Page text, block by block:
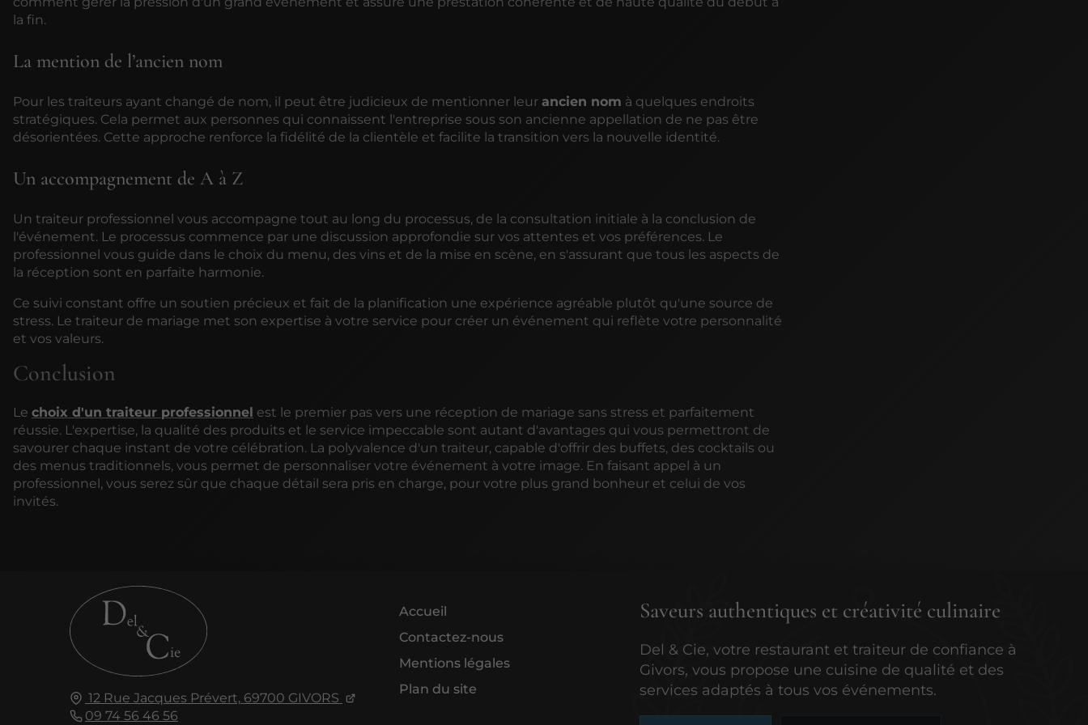
la fin.
La mention de l’ancien nom
Pour les traiteurs ayant changé de nom, il peut être judicieux de mentionner leur ancien nom à quelques endroits
stratégiques. Cela permet aux personnes qui connaissent l'entreprise sous son ancienne appellation de ne pas être
désorientées. Cette approche renforce la fidélité de la clientèle et facilite la transition vers la nouvelle identité.
Un accompagnement de A à Z
Un traiteur professionnel vous accompagne tout au long du processus, de la consultation initiale à la conclusion de
l'événement. Le processus commence par une discussion approfondie sur vos attentes et vos préférences. Le
professionnel vous guide dans le choix du menu, des vins et de la mise en scène, en s'assurant que tous les aspects de
la réception sont en parfaite harmonie.
Ce suivi constant offre un soutien précieux et fait de la planification une expérience agréable plutôt qu'une source de
stress. Le traiteur de mariage met son expertise à votre service pour créer un événement qui reflète votre personnalité
et vos valeurs.
Conclusion
Le choix d'un traiteur professionnel est le premier pas vers une réception de mariage sans stress et parfaitement
réussie. L'expertise, la qualité des produits et le service impeccable sont autant d'avantages qui vous permettront de
savourer chaque instant de votre célébration. La polyvalence d'un traiteur, capable d'offrir des buffets, des cocktails ou
des menus traditionnels, vous permet de personnaliser votre événement à votre image. En faisant appel à un
professionnel, vous serez sûr que chaque détail sera pris en charge, pour votre plus grand bonheur et celui de vos
invités.
12 Rue Jacques Prévert, 69700 GIVORS
09 74 56 46 56
Accueil
Contactez-nous
Mentions légales
Plan du site
Saveurs authentiques et créativité culinaire
Del & Cie, votre restaurant et traiteur de confiance à
Givors, vous propose une cuisine de qualité et des
services adaptés à tous vos événements.